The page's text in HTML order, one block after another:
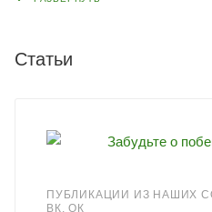
Статьи
ПУБЛИКАЦИИ ИЗ НАШИХ
ВК, ОК